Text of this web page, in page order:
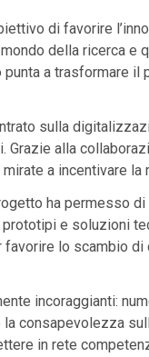
di favorire
della ricerca
a trasformare
sulla
alla
a incentivare la
ha permesso
e soluzioni
lo scambio
incoraggianti:
consapevolezza
in rete